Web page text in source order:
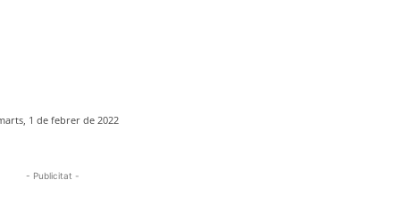
1 de febrer de 2022
- Publicitat -